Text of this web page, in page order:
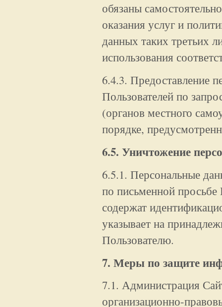
обязаны
оказания услуг и
данных таких третьих
использования
6.4.3. Предоставление
Пользователей по
(органов местного
порядке,
6.5. Уничтожение
6.5.1. Персональные
по письменной
содержат
указывает на
Пользователю.
7. Меры по защите
7.1. Администрация
организационно-